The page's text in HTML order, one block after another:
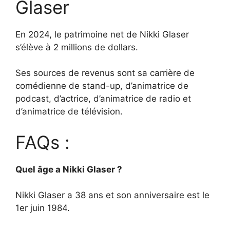
Glaser
En 2024, le patrimoine net de Nikki Glaser
s’élève à 2 millions de dollars.
Ses sources de revenus sont sa carrière de
comédienne de stand-up, d’animatrice de
podcast, d’actrice, d’animatrice de radio et
d’animatrice de télévision.
FAQs :
Quel âge a Nikki Glaser ?
Nikki Glaser a 38 ans et son anniversaire est le
1er juin 1984.